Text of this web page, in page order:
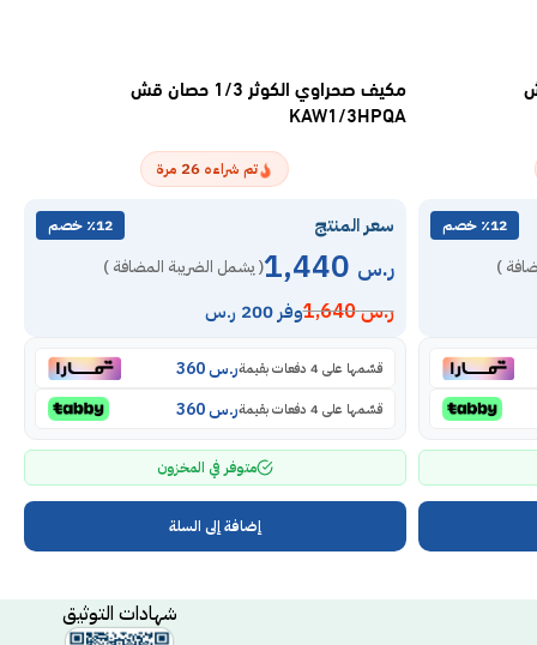
قش
٪12 خصم
)
مكيف صحراوي الكوثر 1/3 حصان قش
KAW1/3HPQA
تم شراءه 26 مرة
سعر المنتج ٪12 خصم
ر.س ( يشمل الضريبة المضافة )
ر.س1,640 وفر 200 ر.س
قسّمها على 4 دفعات بقيمة ر.س360
قسّمها على 4 دفعات بقيمة ر.س360
متوفر في المخزون
إضافة إلى السلة
شهادات التوثيق